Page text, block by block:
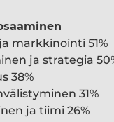
markkinointi 51%
ja strategia
38%
31%
ja tiimi 26%